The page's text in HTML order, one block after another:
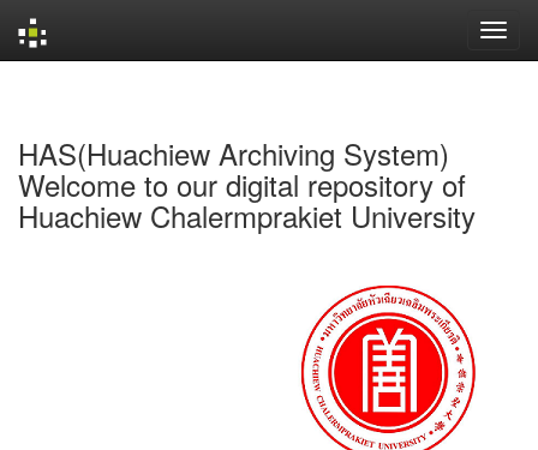
HAS(Huachiew Archiving System)
Welcome to our digital repository of
Huachiew Chalermprakiet University